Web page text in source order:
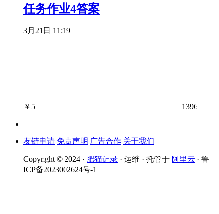
任务作业4答案
3月21日 11:19
￥ 5 1396
友链申请 免责声明 广告合作 关于我们
Copyright © 2024 · 肥猫记录 · 运维 · 托管于 阿里云 · 鲁
ICP备2023002624号-1